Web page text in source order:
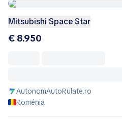
Mitsubishi Space Star
€ 8.950
AutonomAutoRulate.ro
Roménia